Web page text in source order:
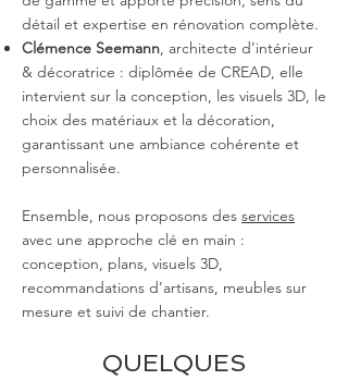
détail et expertise en rénovation complète.
Clémence Seemann, architecte d’intérieur
& décoratrice : diplômée de CREAD, elle
intervient sur la conception, les visuels 3D, le
choix des matériaux et la décoration,
garantissant une ambiance cohérente et
personnalisée.
Ensemble, nous proposons des services
avec une approche clé en main :
conception, plans, visuels 3D,
recommandations d’artisans, meubles sur
mesure et suivi de chantier.
QUELQUES